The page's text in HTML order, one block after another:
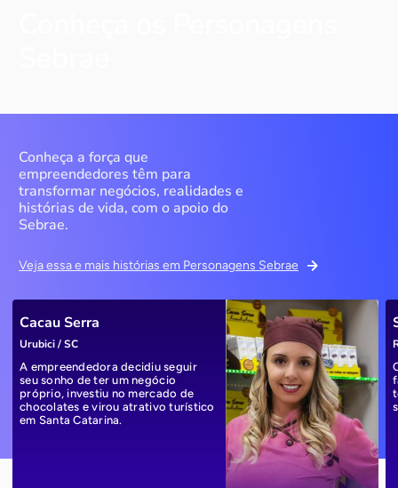
Conheça a força que
empreendedores têm para
transformar negócios, realidades e
histórias de vida, com o apoio do
Sebrae.
Veja essa e mais histórias em Personagens Sebrae
Cacau Serra
Urubici / SC
A empreendedora decidiu seguir
seu sonho de ter um negócio
próprio, investiu no mercado de
chocolates e virou atrativo turístico
em Santa Catarina.